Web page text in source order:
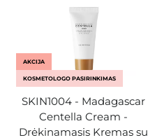
AKCIJA
KOSMETOLOGO PASIRINKIMAS
SKIN1004 - Madagascar
Centella Cream -
Drėkinamasis Kremas su